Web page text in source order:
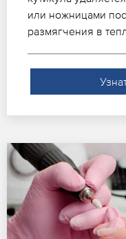
или ножницами
размягчения в